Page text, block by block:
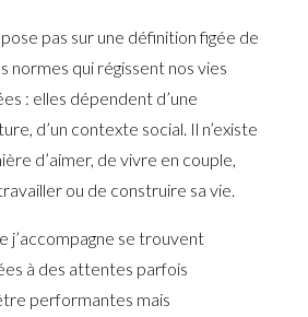
pas sur une définition figée de
normes qui régissent nos vies
: elles dépendent d’une
d’un contexte social. Il n’existe
d’aimer, de vivre en couple,
ou de construire sa vie.
j’accompagne se trouvent
à des attentes parfois
performantes mais